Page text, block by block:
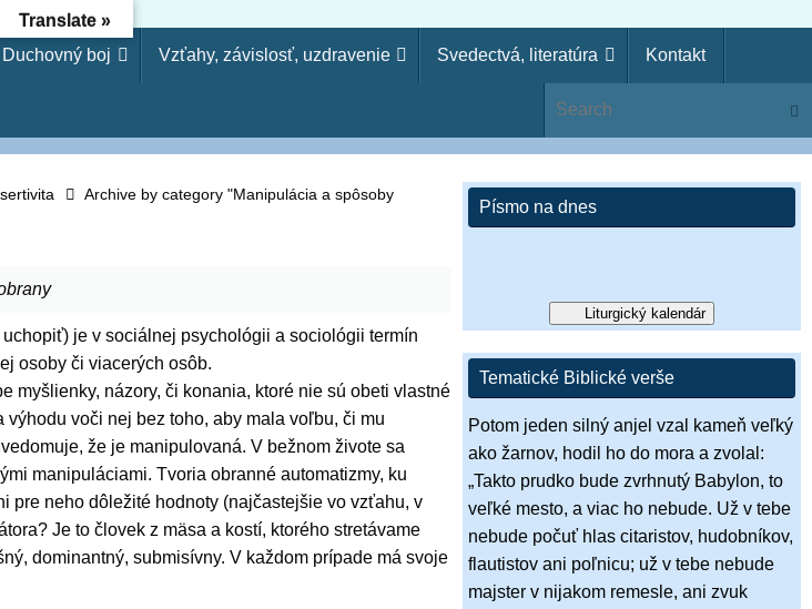
(ako) hriech modlárstva. Pretože si pohrdol Pánovým slovom, zavrhne ťa, nebudeš kráľom!“ (1 Sam
Duchovný boj Vzťahy, závislosť, uzdravenie Svedectvá, literatúra Kontakt
Archive by category "Manipulácia a spôsoby
je v sociálnej psychológii a sociológii termín
osoby či viacerých osôb.
myšlienky, názory, či konania, ktoré nie sú obeti vlastné
voči nej bez toho, aby mala voľbu, či mu
že je manipulovaná. V bežnom živote sa
manipuláciami. Tvoria obranné automatizmy, ku
pre neho dôležité hodnoty (najčastejšie vo vzťahu, v
Je to človek z mäsa a kostí, ktorého stretávame
dominantný, submisívny. V každom prípade má svoje
Písmo na dnes
Liturgický kalendár
Tematické Biblické verše
Potom jeden silný anjel vzal kameň veľký
ako žarnov, hodil ho do mora a zvolal:
„Takto prudko bude zvrhnutý Babylon, to
veľké mesto, a viac ho nebude. Už v tebe
nebude počuť hlas citaristov, hudobníkov,
flautistov ani poľnicu; už v tebe nebude
majster v nijakom remesle, ani zvuk
Translate »